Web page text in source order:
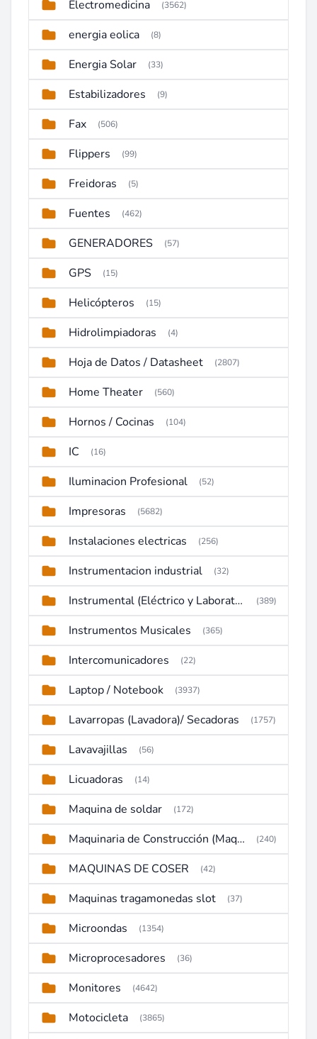
Electromedicina (3562)
energia eolica (8)
Energia Solar (33)
Estabilizadores (9)
Fax (506)
Flippers (99)
Freidoras (5)
Fuentes (462)
GENERADORES (57)
GPS (15)
Helicópteros (15)
Hidrolimpiadoras (4)
Hoja de Datos / Datasheet (2807)
Home Theater (560)
Hornos / Cocinas (104)
IC (16)
Iluminacion Profesional (52)
Impresoras (5682)
Instalaciones electricas (256)
Instrumentacion industrial (32)
Instrumental (Eléctrico y Laboratorio) (389)
Instrumentos Musicales (365)
Intercomunicadores (22)
Laptop / Notebook (3937)
Lavarropas (Lavadora)/ Secadoras (1757)
Lavavajillas (56)
Licuadoras (14)
Maquina de soldar (172)
Maquinaria de Construcción (Maquinaria Pesada) (240)
MAQUINAS DE COSER (42)
Maquinas tragamonedas slot (37)
Microondas (1354)
Microprocesadores (36)
Monitores (4642)
Motocicleta (3865)